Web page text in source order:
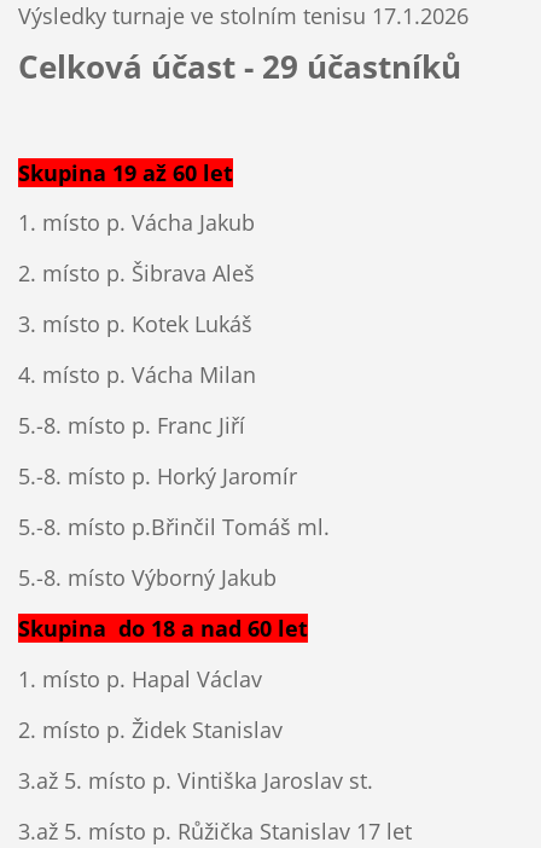
Výsledky turnaje ve stolním tenisu 17.1.2026
Celková účast - 29 účastníků
Skupina 19 až 60 let
1. místo p. Vácha Jakub
2. místo p. Šibrava Aleš
3. místo p. Kotek Lukáš
4. místo p. Vácha Milan
5.-8. místo p. Franc Jiří
5.-8. místo p. Horký Jaromír
5.-8. místo p.Břinčil Tomáš ml.
5.-8. místo Výborný Jakub
Skupina do 18 a nad 60 let
1. místo p. Hapal Václav
2. místo p. Židek Stanislav
3.až 5. místo p. Vintiška Jaroslav st.
3.až 5. místo p. Růžička Stanislav 17 let